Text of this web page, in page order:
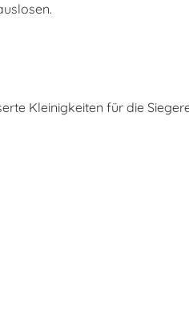
Kleinigkeiten für die